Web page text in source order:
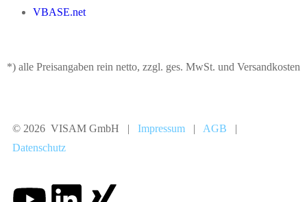
VBASE.net
*) alle Preisangaben rein netto, zzgl. ges. MwSt. und Versandkosten
© 2026 VISAM GmbH | Impressum | AGB |
Datenschutz